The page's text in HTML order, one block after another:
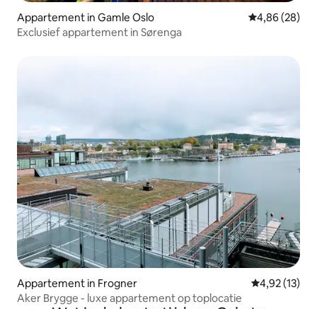
Appartement in Gamle Oslo Gemiddelde
4,86 (28)
Exclusief appartement in Sørenga
Appartement in Frogner Gemiddelde
4,92 (13)
Aker Brygge - luxe appartement op toplocatie